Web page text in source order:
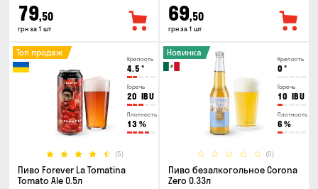
79,50
грн за 1 шт
69,50
грн за 1 шт
Крепость
4.5 °
Горечь
20 IBU
Плотность
13 %
(5)
Топ продаж
Пиво Forever La Tomatina
Tomato Ale 0.5л
Крепость
0 °
Горечь
10 IBU
Плотность
6 %
(0)
Новинка
Пиво безалкогольное Corona
Zero 0.33л